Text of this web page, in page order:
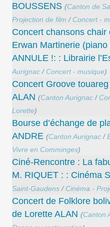
BOUSSENS (Canton de
Projection de film / Concert -
Concert chansons
Erwan Martinerie
ANNULE !: : Librairie
Aurignac / Concert - musique)
Concert Groove
ALAN (Canton Aurignac /
Lorette)
Bourse d’échange de
ANDRE (Canton Aurignac /
Vivre en Comminges)
Ciné-Rencontre : La
M. RIQUET : : Cinéma
Saint-Gaudens / Cinéma -
Concert de Folklore
de Lorette ALAN (Canton